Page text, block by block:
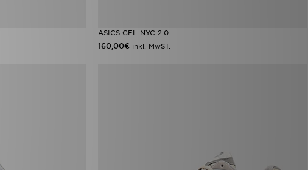
ASICS GEL-NYC 2.0
160,00€ inkl. MwST.